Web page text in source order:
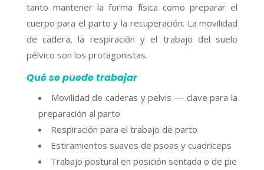
tanto mantener la forma física como preparar el
cuerpo para el parto y la recuperación. La movilidad
de cadera, la respiración y el trabajo del suelo
pélvico son los protagonistas.
Qué se puede trabajar
Movilidad de caderas y pelvis — clave para la
preparación al parto
Respiración para el trabajo de parto
Estiramientos suaves de psoas y cuadriceps
Trabajo postural en posición sentada o de pie